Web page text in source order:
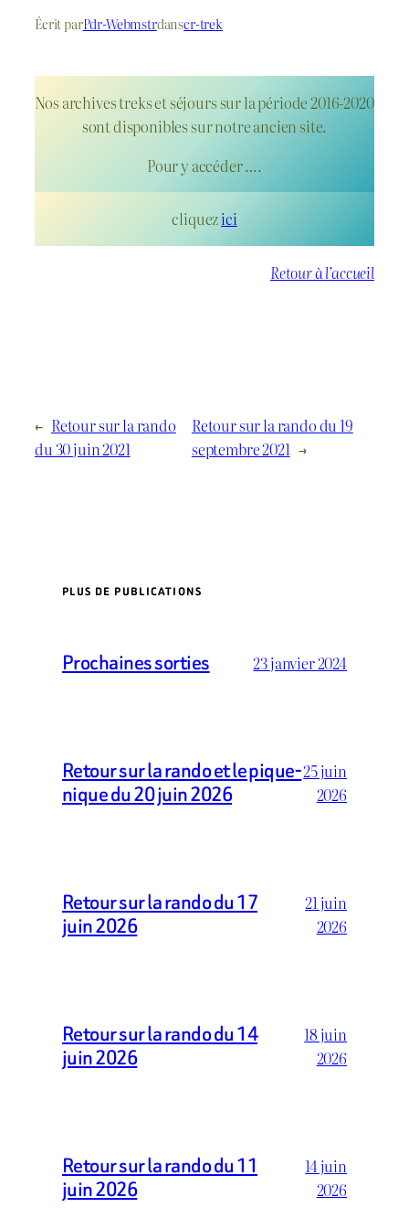
Écrit parPdr-Webmstrdanscr-trek
Nos archives treks et séjours sur la période 2016-2020
sont disponibles sur notre ancien site.
Pour y accéder ….
cliquezici
Retour à l’accueil
← Retour sur la rando
du 30 juin 2021
Retour sur la rando du 19
septembre 2021 →
PLUS DE PUBLICATIONS
Prochaines sorties 23 janvier 2024
Retour sur la rando et le pique-
nique du 20 juin 2026
25 juin
2026
Retour sur la rando du 17
juin 2026
21 juin
2026
Retour sur la rando du 14
juin 2026
18 juin
2026
Retour sur la rando du 11
juin 2026
14 juin
2026